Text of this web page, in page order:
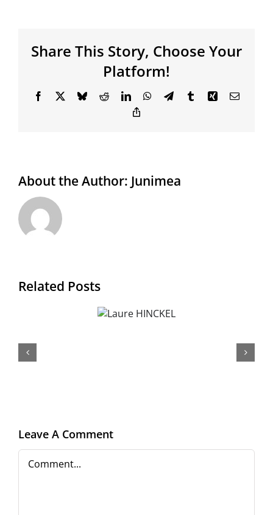
Share This Story, Choose Your
Platform!
Facebook BlueskyRedditLinkedInWhatsApp
TelegramTumblrXing Email
About the Author: Junimea
Related Posts
Leave A Comment